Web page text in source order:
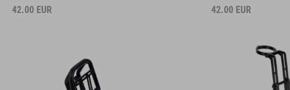
42.00 EUR 42.00 EUR